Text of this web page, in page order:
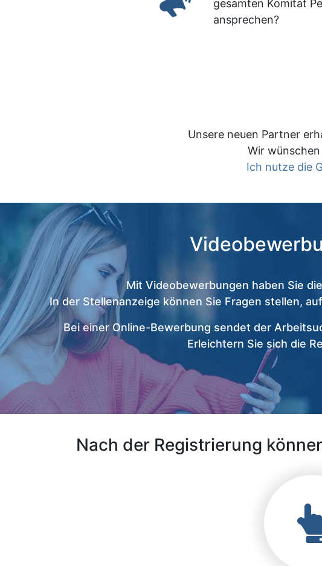
gesamten Komitat
ansprechen?
Unsere neuen Partner
Wir
Ich nutze die
Mit Videobewerbungen haben Sie
In der Stellenanzeige können Sie Fragen stellen,
Bei einer Online-Bewerbung sendet der
Erleichtern Sie sich die
Nach der Registrierung